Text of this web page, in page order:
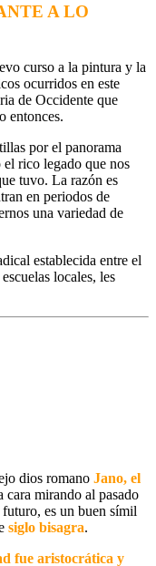
A LO
curso a la pintura y la
ocurridos en este
de Occidente que
entonces.
por el panorama
el rico legado que nos
tuvo. La razón es
en periodos de
una variedad de
establecida entre el
locales, les
dios romano Jano, el
cara mirando al pasado
futuro, es un buen símil
siglo bisagra.
fue aristocrática y